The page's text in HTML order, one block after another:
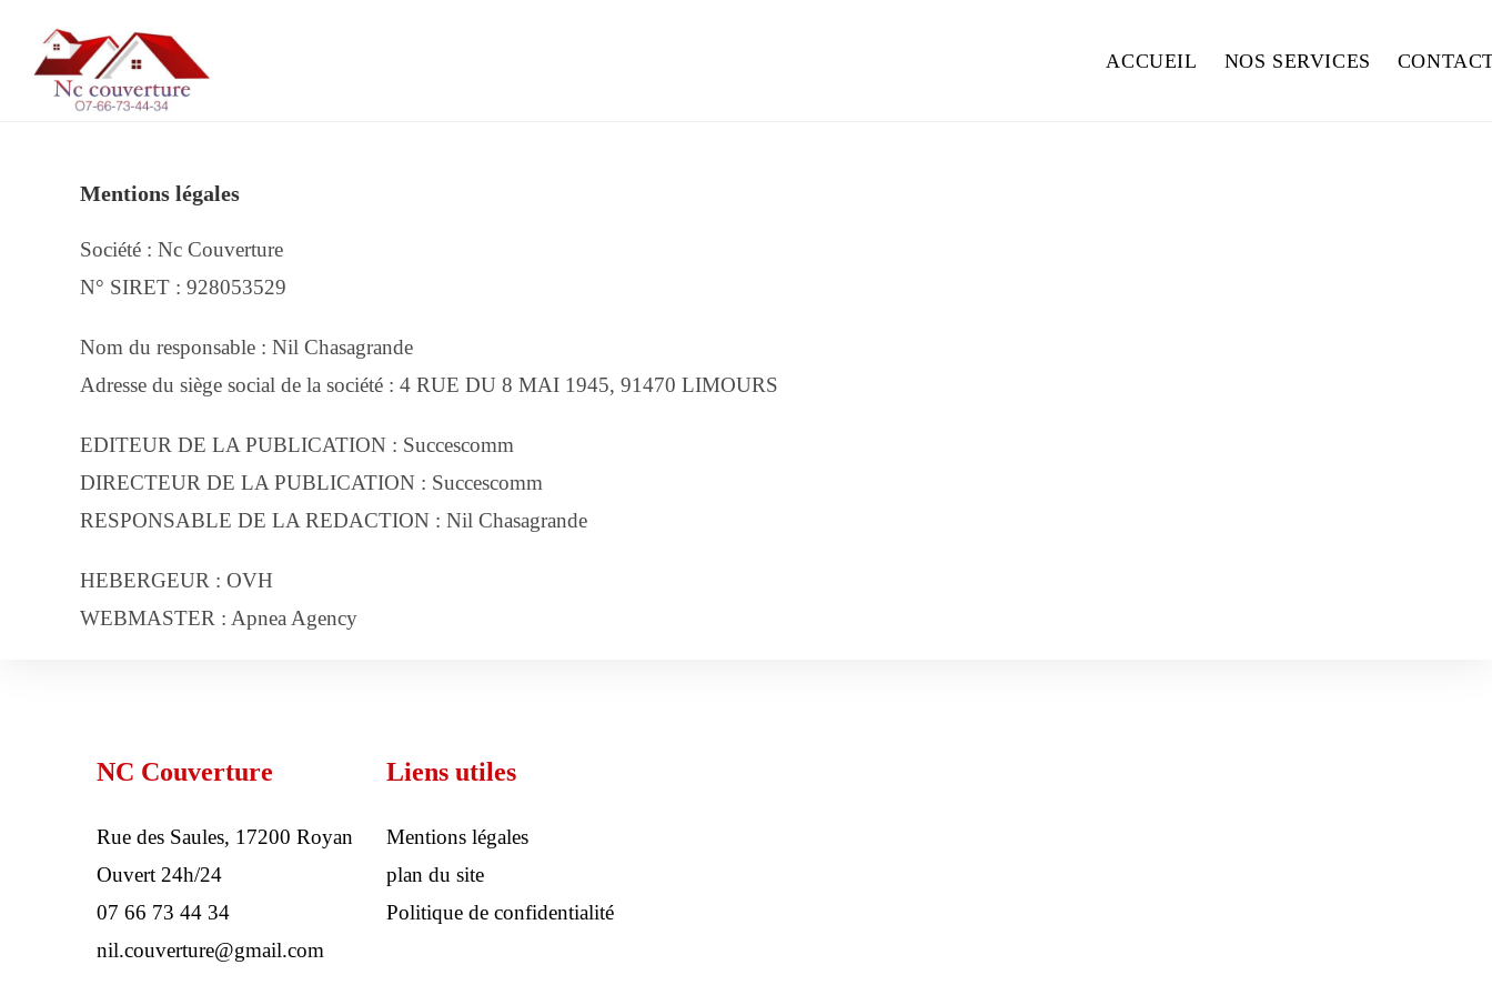
ACCUEIL NOS SERVICES
Mentions légales
Société : Nc Couverture
N° SIRET : 928053529
Nom du responsable : Nil Chasagrande
Adresse du siège social de la société : 4 RUE DU 8 MAI 1945, 91470 LIMOURS
EDITEUR DE LA PUBLICATION : Succescomm
DIRECTEUR DE LA PUBLICATION : Succescomm
RESPONSABLE DE LA REDACTION : Nil Chasagrande
HEBERGEUR : OVH
WEBMASTER : Apnea Agency
NC Couverture
Rue des Saules, 17200 Royan
Ouvert 24h/24
07 66 73 44 34
nil.couverture@gmail.com
Liens utiles
Mentions légales
plan du site
Politique de confidentialité